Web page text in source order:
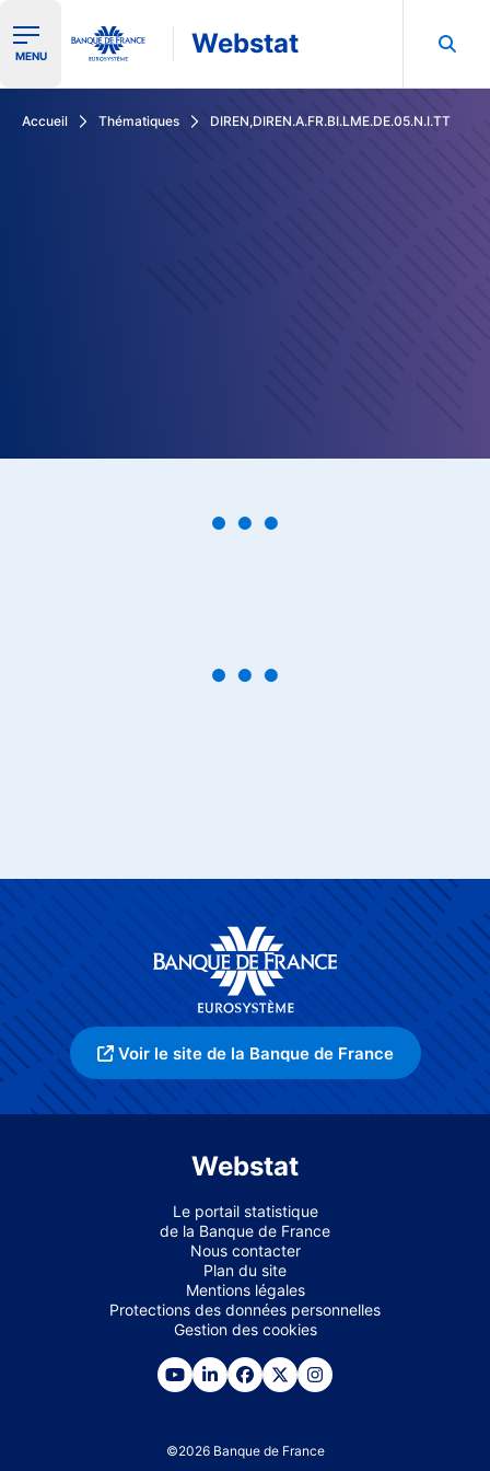
Ouvrir le menu de navigation
MENU Webstat
Accueil Thématiques DIREN,DIREN.A.FR.BI.LME.DE.05.N.I.TT
Voir le site de la Banque de France
Webstat
Le portail statistique
de la Banque de France
Nous contacter
Plan du site
Mentions légales
Protections des données personnelles
Gestion des cookies
©2026 Banque de France